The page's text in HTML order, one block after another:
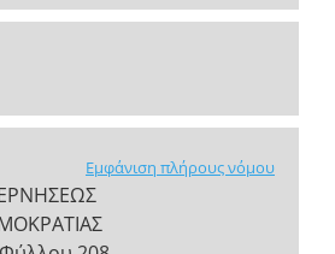
Εμφάνιση πλήρους νόμου